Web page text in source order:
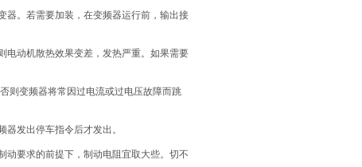
器。若需要加装，在变频器运行前，输出接
电动机散热效果变差，发热严重。如果需要
则变频器将常因过电流或过电压故障而跳
发出停车指令后才发出。
动要求的前提下，制动电阻宜取大些。切不